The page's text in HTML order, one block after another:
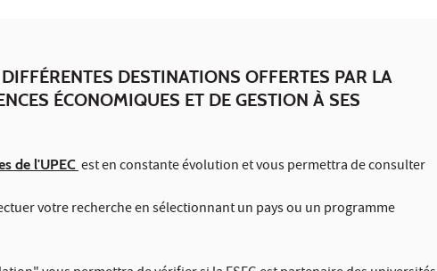
DESTINATIONS OFFERTES PAR LA
ÉCONOMIQUES ET DE GESTION À SES
de l'UPEC est en constante évolution et vous permettra de consulter
votre recherche en sélectionnant un pays ou un programme